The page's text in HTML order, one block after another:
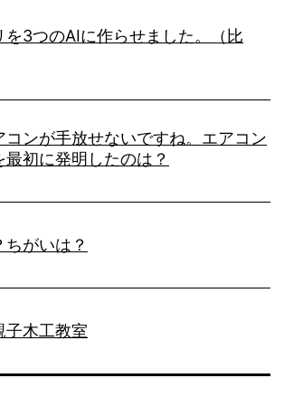
を3つのAIに作らせました。（比
コンが手放せないですね。エアコン
最初に発明したのは？
がいは？
子木工教室